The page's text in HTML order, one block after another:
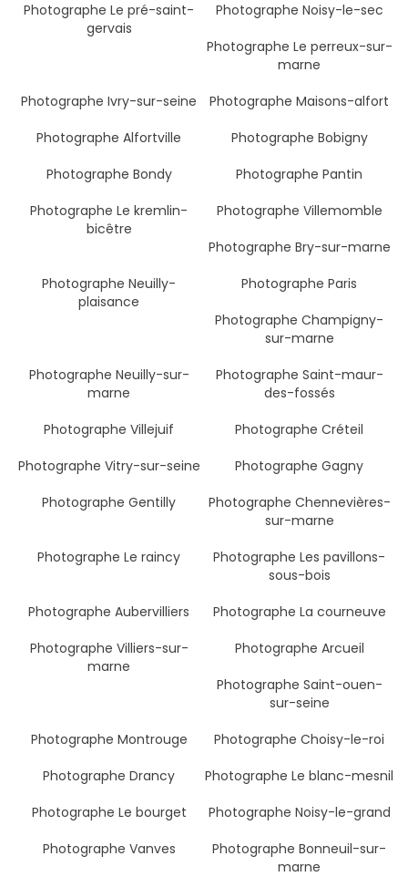
Photographe Le pré-saint-
gervais
Photographe Noisy-le-sec
Photographe Le perreux-sur-
marne
Photographe Ivry-sur-seine
Photographe Maisons-alfort
Photographe Alfortville
Photographe Bobigny
Photographe Bondy
Photographe Pantin
Photographe Le kremlin-
bicêtre
Photographe Villemomble
Photographe Bry-sur-marne
Photographe Neuilly-
plaisance
Photographe Paris
Photographe Champigny-
sur-marne
Photographe Neuilly-sur-
marne
Photographe Saint-maur-
des-fossés
Photographe Villejuif
Photographe Créteil
Photographe Vitry-sur-seine
Photographe Gagny
Photographe Gentilly
Photographe Chennevières-
sur-marne
Photographe Le raincy
Photographe Les pavillons-
sous-bois
Photographe Aubervilliers
Photographe La courneuve
Photographe Villiers-sur-
marne
Photographe Arcueil
Photographe Saint-ouen-
sur-seine
Photographe Montrouge
Photographe Choisy-le-roi
Photographe Drancy
Photographe Le blanc-mesnil
Photographe Le bourget
Photographe Noisy-le-grand
Photographe Vanves
Photographe Bonneuil-sur-
marne